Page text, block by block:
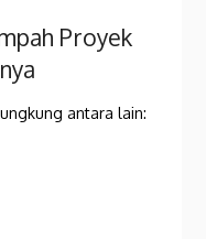
Proyek
antara lain: